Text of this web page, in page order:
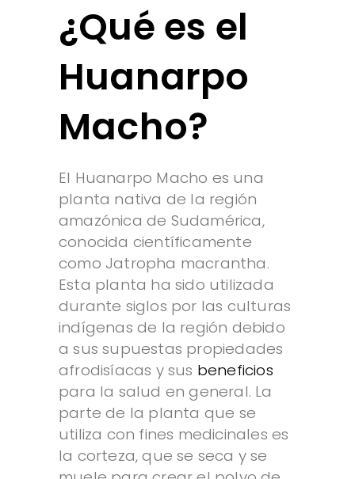
¿Qué es el
Huanarpo
Macho?
El Huanarpo Macho es una
planta nativa de la región
amazónica de Sudamérica,
conocida científicamente
como Jatropha macrantha.
Esta planta ha sido utilizada
durante siglos por las culturas
indígenas de la región debido
a sus supuestas propiedades
afrodisíacas y sus beneficios
para la salud en general. La
parte de la planta que se
utiliza con fines medicinales es
la corteza, que se seca y se